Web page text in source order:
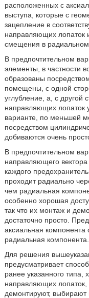
расположенных с
выступа, которые с
зацепление в
направляющих лопаток
смещения в радиальном
В предпочтительном
элементы, в частности
образованы
помещены, с одной
углубление, а, с другой
направляющих лопаток
варианте, по меньшей
посредством
добиваются очень
В предпочтительном
направляющего
каждого
проходит радиально
чем радиальная
особенно хорошая
так что их монтаж и
достаточно просто.
аксиальная компонента
радиальная компонента.
Для решения
предусматривает
ранее указанного типа,
направляющих
демонтируют, выбирают